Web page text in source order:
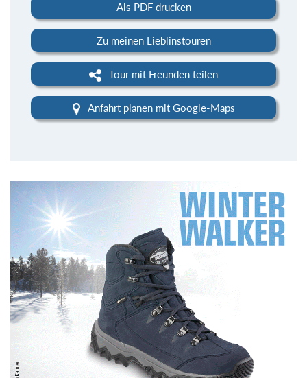
Als PDF drucken
Zu meinen Lieblinstouren
Tour mit Freunden teilen
Anfahrt planen mit Google-Maps